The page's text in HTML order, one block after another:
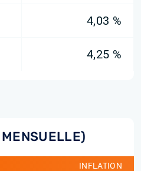
4,03 %
4,25 %
INFLATION